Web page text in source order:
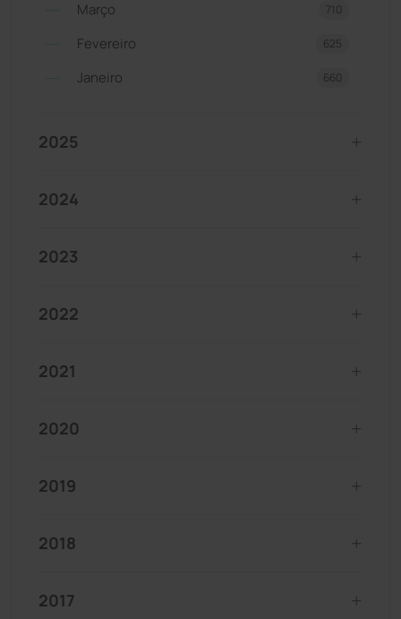
Março 710
Fevereiro 625
Janeiro 660
2025
2024
2023
2022
2021
2020
2019
2018
2017